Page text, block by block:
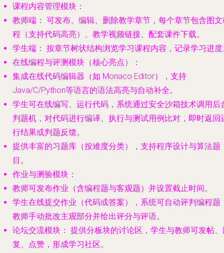
课程内容管理模块：
教师端： 可发布、编辑、删除教学章节，每个章节包含图
程（支持代码高亮）、教学视频链接、配套课件下载。
学生端： 按章节树状结构浏览学习课程内容，记录学习进
在线编程与评测模块（核心亮点）：
集成在线代码编辑器（如 Monaco Editor），支持
Java/C/Python等语言的语法高亮与自动补全。
学生可在线编写、运行代码，系统通过安全沙箱技术调用后
判题机，对代码进行编译、执行与测试用例比对，即时返回
行结果或判题反馈。
提供丰富的习题库（按难度分类），支持程序设计与算法题
目。
作业与测验模块：
教师可发布作业（含编程题与客观题）并设置截止时间。
学生在线提交作业（代码或答案），系统可自动评判编程题
教师手动批改主观部分并给出评分与评语。
论坛交流模块： 提供分板块的讨论区，学生与教师可发帖
复、点赞，形成学习社区。